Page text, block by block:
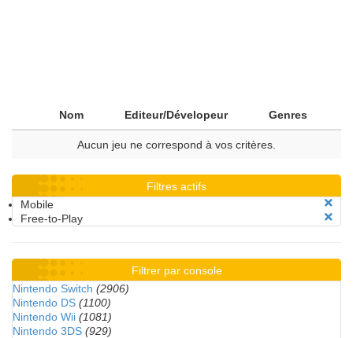
Nom Editeur/Dévelopeur Genres
Aucun jeu ne correspond à vos critères.
Filtres actifs
Mobile
Free-to-Play
Filtrer par console
Nintendo Switch (2906)
Nintendo DS (1100)
Nintendo Wii (1081)
Nintendo 3DS (929)